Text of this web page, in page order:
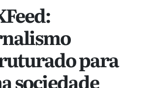
para
sociedade